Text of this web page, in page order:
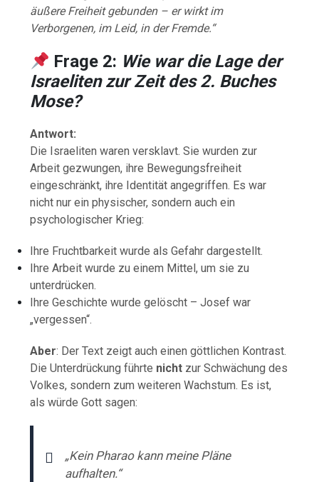
äußere Freiheit gebunden – er wirkt im
Verborgenen, im Leid, in der Fremde.“
Frage 2: Wie war die Lage der
Israeliten zur Zeit des 2. Buches
Mose?
Antwort:
Die Israeliten waren versklavt. Sie wurden zur
Arbeit gezwungen, ihre Bewegungsfreiheit
eingeschränkt, ihre Identität angegriffen. Es war
nicht nur ein physischer, sondern auch ein
psychologischer Krieg:
Ihre Fruchtbarkeit wurde als Gefahr dargestellt.
Ihre Arbeit wurde zu einem Mittel, um sie zu
unterdrücken.
Ihre Geschichte wurde gelöscht – Josef war
„vergessen“.
Aber: Der Text zeigt auch einen göttlichen Kontrast.
Die Unterdrückung führte nicht zur Schwächung des
Volkes, sondern zum weiteren Wachstum. Es ist,
als würde Gott sagen:
„Kein Pharao kann meine Pläne
aufhalten.“